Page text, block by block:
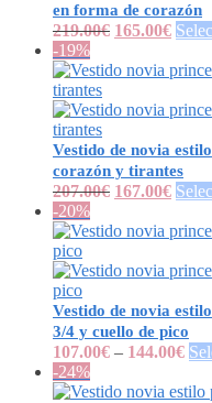
en forma de corazón
219.00€ 165.00€
-19%
Vestido de novia
corazón y tirantes
207.00€ 167.00€
-20%
Vestido de novia
3/4 y cuello de pico
107.00€ – 144.00€
-24%